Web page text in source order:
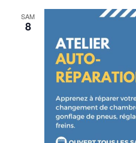
SAM
8